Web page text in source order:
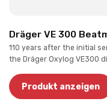
Dräger VE 300
110 years after the initial
the Dräger Oxylog VE300
Produkt anzeigen